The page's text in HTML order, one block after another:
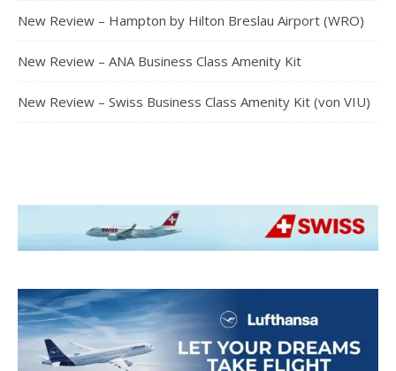
New Review – Hampton by Hilton Breslau Airport (WRO)
New Review – ANA Business Class Amenity Kit
New Review – Swiss Business Class Amenity Kit (von VIU)